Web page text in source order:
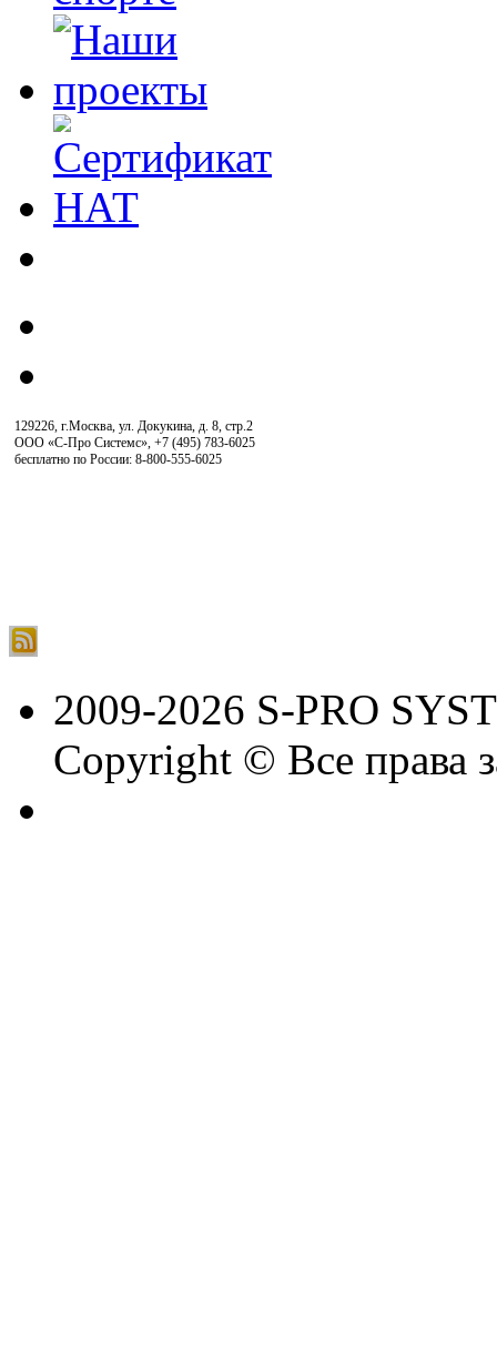
129226, г.Москва, ул. Докукина, д. 8, стр.2
ООО «С-Про Системс», +7 (495) 783-6025
бесплатно по России: 8-800-555-6025
2009-2026 S-PRO
Copyright © Все права